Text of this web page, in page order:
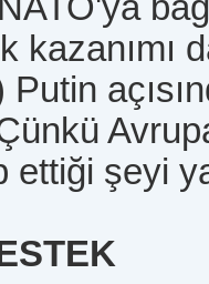
kazanımı
ettiği şeyi